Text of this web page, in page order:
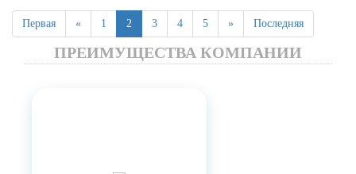
Первая « 1 2 3 4 5 » Последняя
ПРЕИМУЩЕСТВА КОМПАНИИ